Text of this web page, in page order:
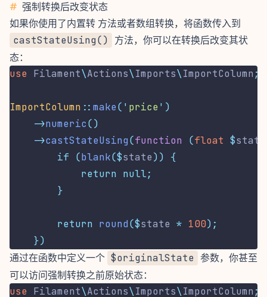
# 强制转换后改变状态
如果你使用了内置转 方法或者数组转换，将函数传入到
castStateUsing()
方法，你可以在转换后改变其状
态：
use Filament\Actions\Imports\ImportColumn ;
ImportColumn :: make( ' price ' )
->numeric()
->castStateUsing(function (float $state
if
(blank($state))
{
return null;
}
return round($state * 100);
})
通过在函数中定义一个 $originalState 参数，你甚至
可以访问强制转换之前原始状态：
use Filament\Actions\Imports\ImportColumn ;